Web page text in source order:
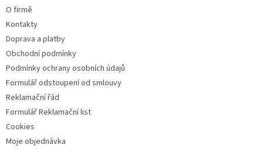
O firmě
Kontakty
Doprava a platby
Obchodní podmínky
Podmínky ochrany osobních údajů
Formulář odstoupení od smlouvy
Reklamační řád
Formulář Reklamační list
Cookies
Moje objednávka